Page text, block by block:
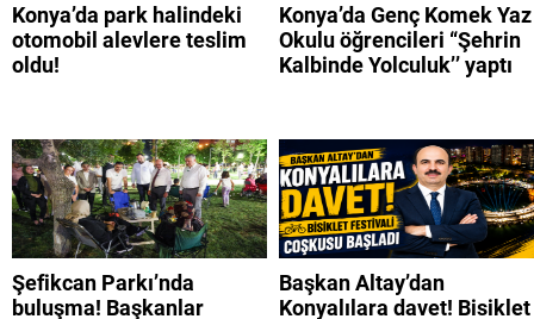
Konya’da park halindeki
otomobil alevlere teslim
oldu!
Konya’da Genç Komek Yaz
Okulu öğrencileri “Şehrin
Kalbinde Yolculuk’’ yaptı
Şefikcan Parkı’nda
buluşma! Başkanlar
Başkan Altay’dan
Konyalılara davet! Bisiklet